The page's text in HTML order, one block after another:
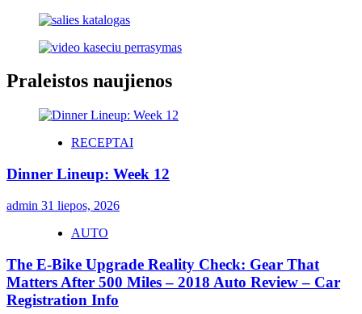
Praleistos naujienos
RECEPTAI
Dinner Lineup: Week 12
admin 31 liepos, 2026
AUTO
The E-Bike Upgrade Reality Check: Gear That
Matters After 500 Miles – 2018 Auto Review – Car
Registration Info